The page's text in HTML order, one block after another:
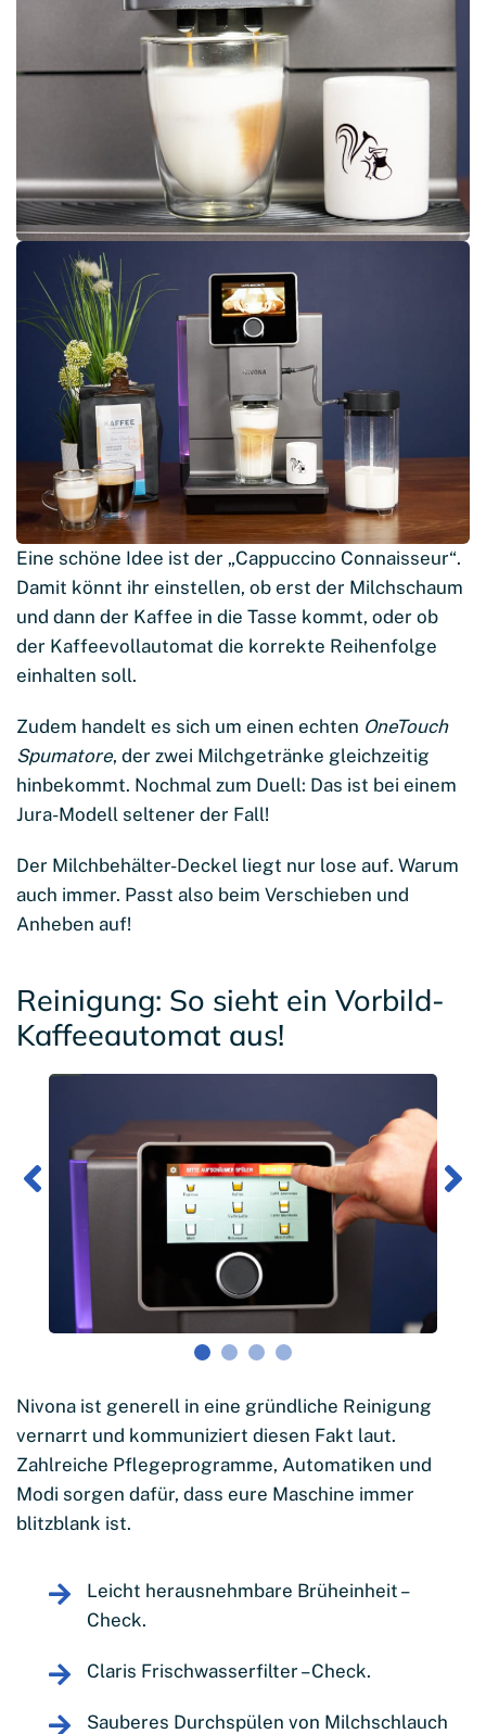
Eine schöne Idee ist der „Cappuccino Connaisseur“.
Damit könnt ihr einstellen, ob erst der Milchschaum
und dann der Kaffee in die Tasse kommt, oder ob
der Kaffeevollautomat die korrekte Reihenfolge
einhalten soll.
Zudem handelt es sich um einen echten OneTouch
Spumatore, der zwei Milchgetränke gleichzeitig
hinbekommt. Nochmal zum Duell: Das ist bei einem
Jura-Modell seltener der Fall!
Der Milchbehälter-Deckel liegt nur lose auf. Warum
auch immer. Passt also beim Verschieben und
Anheben auf!
Reinigung: So sieht ein Vorbild-
Kaffeeautomat aus!
Nivona ist generell in eine gründliche Reinigung
vernarrt und kommuniziert diesen Fakt laut.
Zahlreiche Pflegeprogramme, Automatiken und
Modi sorgen dafür, dass eure Maschine immer
blitzblank ist.
Leicht herausnehmbare Brüheinheit –
Check.
Claris Frischwasserfilter – Check.
Sauberes Durchspülen von Milchschlauch